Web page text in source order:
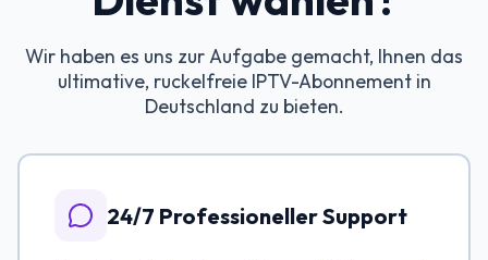
Wir haben es uns zur Aufgabe gemacht, Ihnen das
ultimative, ruckelfreie IPTV-Abonnement in
Deutschland zu bieten.
24/7 Professioneller Support